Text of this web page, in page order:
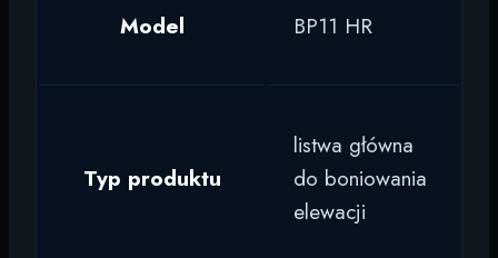
Model BP11 HR
Typ produktu
listwa główna
do boniowania
elewacji